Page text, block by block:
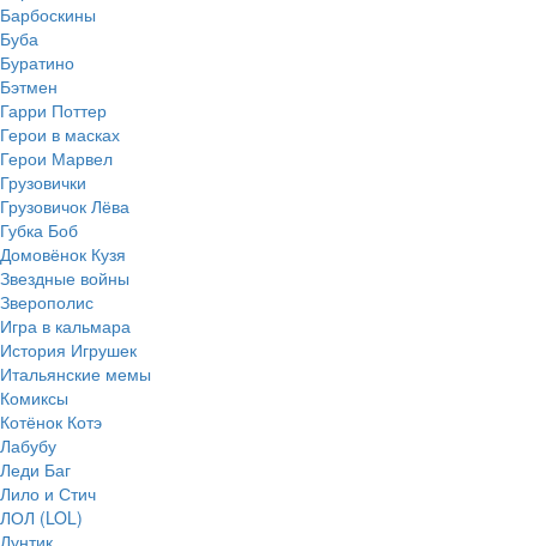
Барбоскины
Буба
Буратино
Бэтмен
Гарри Поттер
Герои в масках
Герои Марвел
Грузовички
Грузовичок Лёва
Губка Боб
Домовёнок Кузя
Звездные войны
Зверополис
Игра в кальмара
История Игрушек
Итальянские мемы
Комиксы
Котёнок Котэ
Лабубу
Леди Баг
Лило и Стич
ЛОЛ (LOL)
Лунтик